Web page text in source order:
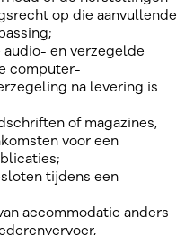
op die aanvullende
audio- en verzegelde
computer-
na levering is
of magazines,
voor een
tijdens een
accommodatie anders